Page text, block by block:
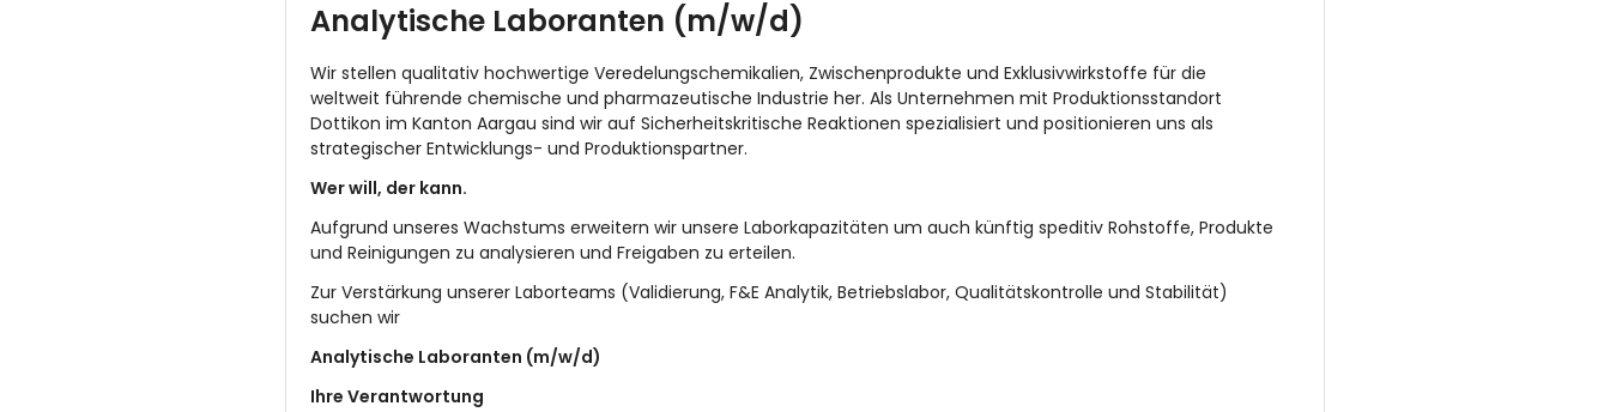
Analytische Laboranten (m/w/d)
Wir stellen qualitativ hochwertige Veredelungschemikalien, Zwischenprodukte und Exklusivwirkstoffe für die
weltweit führende chemische und pharmazeutische Industrie her. Als Unternehmen mit Produktionsstandort
Dottikon im Kanton Aargau sind wir auf Sicherheitskritische Reaktionen spezialisiert und positionieren uns als
strategischer Entwicklungs- und Produktionspartner.
Wer will, der kann.
Aufgrund unseres Wachstums erweitern wir unsere Laborkapazitäten um auch künftig speditiv Rohstoffe, Produkte
und Reinigungen zu analysieren und Freigaben zu erteilen.
Zur Verstärkung unserer Laborteams (Validierung, F&E Analytik, Betriebslabor, Qualitätskontrolle und Stabilität)
suchen wir
Analytische Laboranten (m/w/d)
Ihre Verantwortung